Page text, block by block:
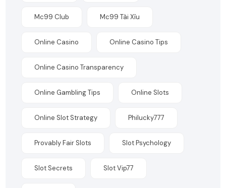
Mc99 Club Mc99 Tài Xỉu
Online Casino Online Casino Tips
Online Casino Transparency
Online Gambling Tips Online Slots
Online Slot Strategy Philucky777
Provably Fair Slots Slot Psychology
Slot Secrets Slot Vip77